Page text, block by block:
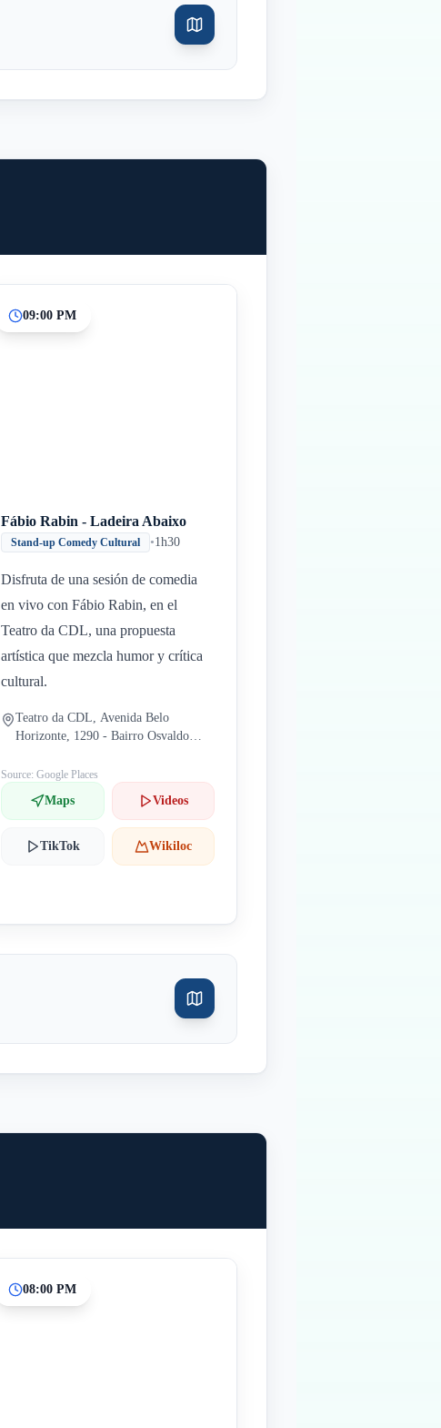
09:00 PM
Fábio Rabin - Ladeira Abaixo
Stand-up Comedy Cultural •1h30
Disfruta de una sesión de comedia
en vivo con Fábio Rabin, en el
Teatro da CDL, una propuesta
artística que mezcla humor y crítica
cultural.
Teatro da CDL, Avenida Belo
Horizonte, 1290 - Bairro Osvaldo
Source: Google Places
Maps Videos
TikTok Wikiloc
08:00 PM